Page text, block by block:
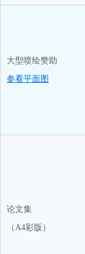
远
浙
大型喷绘赞助
参看平面图
论文集
（A4彩版）